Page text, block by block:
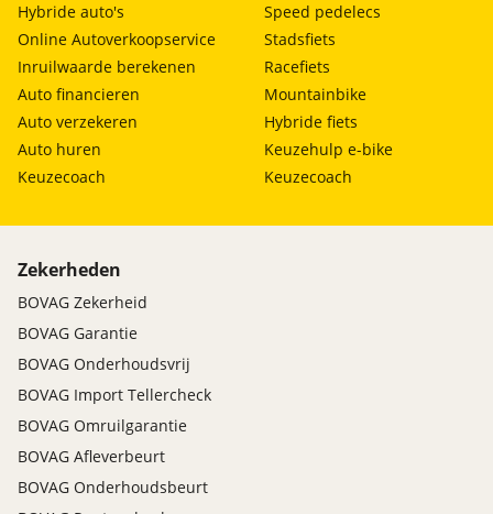
Hybride auto's
Online Autoverkoopservice
Inruilwaarde berekenen
Auto financieren
Auto verzekeren
Auto huren
Keuzecoach
Speed pedelecs
Stadsfiets
Racefiets
Mountainbike
Hybride fiets
Keuzehulp e-bike
Keuzecoach
Zekerheden
BOVAG Zekerheid
BOVAG Garantie
BOVAG Onderhoudsvrij
BOVAG Import Tellercheck
BOVAG Omruilgarantie
BOVAG Afleverbeurt
BOVAG Onderhoudsbeurt